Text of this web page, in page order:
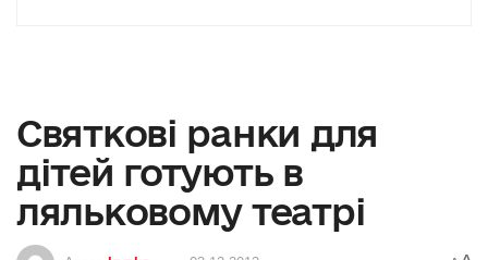
Святкові ранки для
дітей готують в
ляльковому театрі